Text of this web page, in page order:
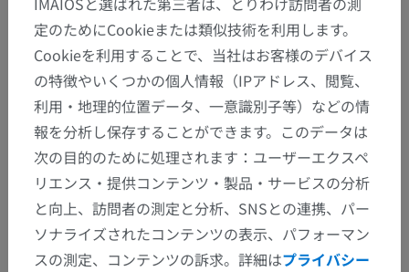
定のためにCookieまたは類似技術を利用します。
Cookieを利用することで、当社はお客様のデバイス
の特徴やいくつかの個人情報（IPアドレス、閲覧、
利用・地理的位置データ、一意識別子等）などの情
報を分析し保存することができます。このデータは
次の目的のために処理されます：ユーザーエクスペ
リエンス・提供コンテンツ・製品・サービスの分析
と向上、訪問者の測定と分析、SNSとの連携、パー
ソナライズされたコンテンツの表示、パフォーマン
スの測定、コンテンツの訴求。詳細はプライバシー